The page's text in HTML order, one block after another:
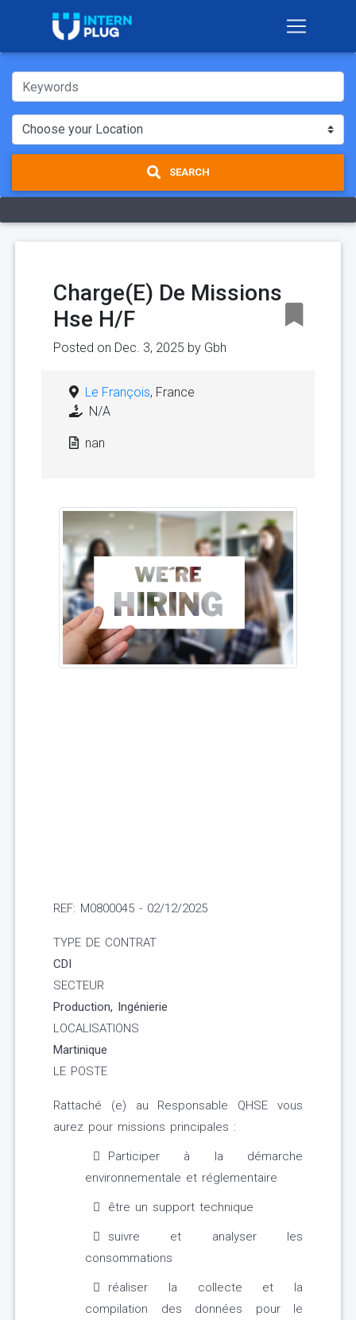
SEARCH
Charge(E) De Missions
Hse H/F
Posted on Dec. 3, 2025 by Gbh
Le François, France
N/A
nan
REF: M0800045 - 02/12/2025
TYPE DE CONTRAT
CDI
SECTEUR
Production, Ingénierie
LOCALISATIONS
Martinique
LE POSTE
Rattaché (e) au Responsable QHSE vous
aurez pour missions principales :
Participer à la démarche
environnementale et réglementaire
être un support technique
suivre et analyser les
consommations
réaliser la collecte et la
compilation des données pour le